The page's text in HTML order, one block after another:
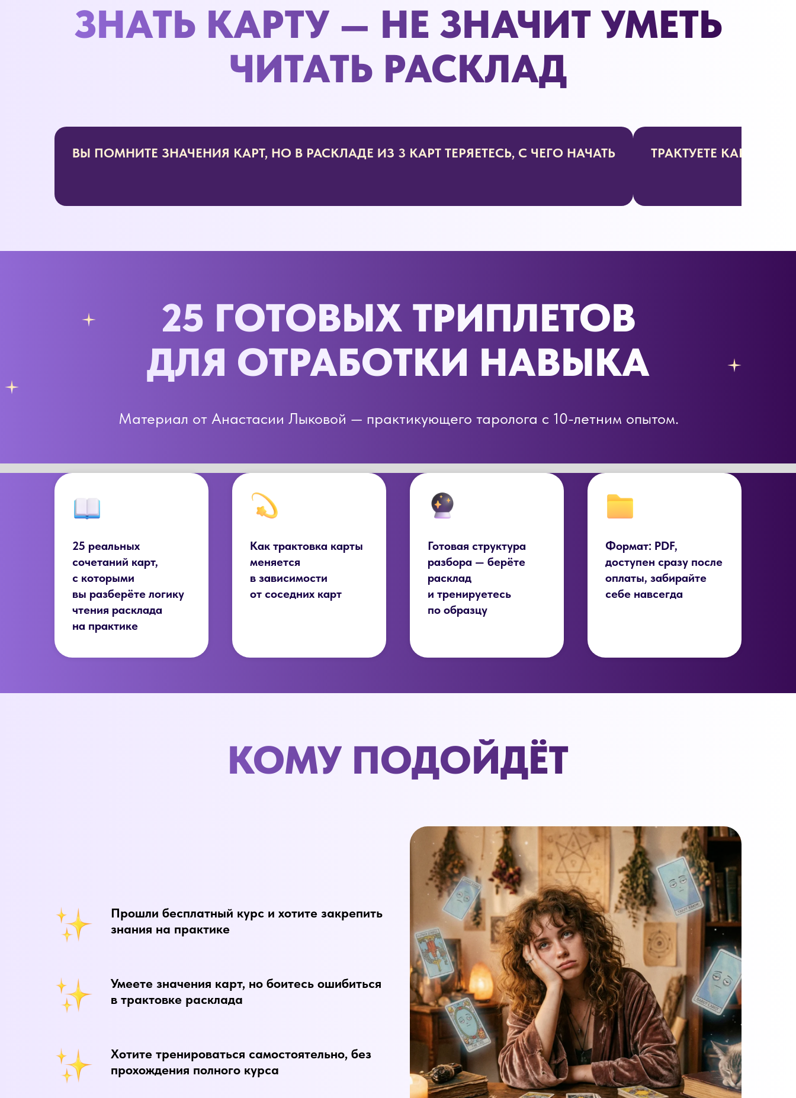
ЗНАТЬ КАРТУ — НЕ ЗНАЧИТ УМЕТЬ
ЧИТАТЬ РАСКЛАД
ВЫ ПОМНИТЕ ЗНАЧЕНИЯ КАРТ, НО В РАСКЛАДЕ ИЗ 3 КАРТ ТЕРЯЕТЕСЬ, С ЧЕГО НАЧАТЬ ТРАКТУЕТЕ КАРТЫ
Материал от Анастасии Лыковой — практикующего таролога с 10-летним опытом.
25 ГОТОВЫХ ТРИПЛЕТОВ
ДЛЯ ОТРАБОТКИ НАВЫКА
25 реальных
сочетаний карт,
с которыми
вы разберёте логику
чтения расклада
на практике
Как трактовка карты
меняется
в зависимости
от соседних карт
Готовая структура
разбора — берёте
расклад
и тренируетесь
по образцу
Формат: PDF,
доступен сразу после
оплаты, забирайте
себе навсегда
КОМУ ПОДОЙДЁТ
Прошли бесплатный курс и хотите закрепить
знания на практике
Умеете значения карт, но боитесь ошибиться
в трактовке расклада
Хотите тренироваться самостоятельно, без
прохождения полного курса